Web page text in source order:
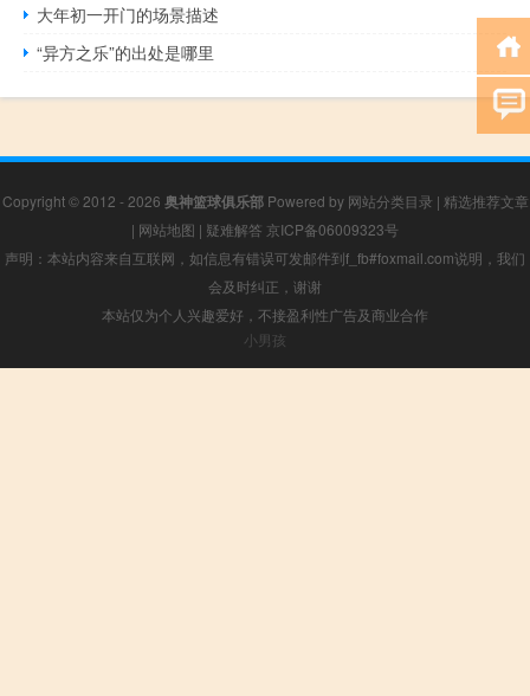
大年初一开门的场景描述
“异方之乐”的出处是哪里
Copyright © 2012 - 2026 奥神篮球俱乐部Powered by 网站分类目录 | 精选推荐文章
| 网站地图 | 疑难解答 京ICP备06009323号
声明：本站内容来自互联网，如信息有错误可发邮件到f_fb#foxmail.com说明，我们
会及时纠正，谢谢
本站仅为个人兴趣爱好，不接盈利性广告及商业合作
小男孩